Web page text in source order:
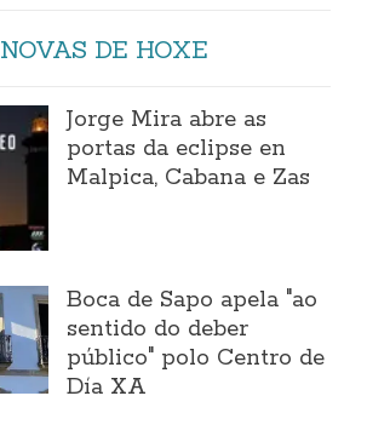
NOVAS DE HOXE
Jorge Mira abre as
portas da eclipse en
Malpica, Cabana e Zas
Boca de Sapo apela "ao
sentido do deber
público" polo Centro de
Día XA